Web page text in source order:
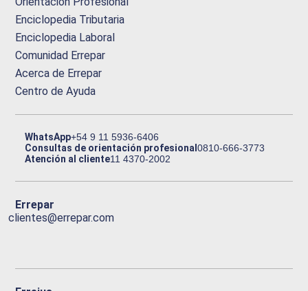
Enciclopedia Tributaria
Enciclopedia Laboral
Comunidad Errepar
Acerca de Errepar
Centro de Ayuda
WhatsApp+54 9 11 5936-6406
Consultas de orientación profesional0810-666-3773
Atención al cliente11 4370-2002
Errepar
clientes@errepar.com